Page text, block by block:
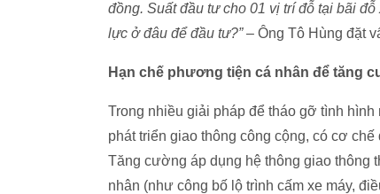
đồng. Suất đầu tư cho 01 vị trí đỗ tại bãi
lực ở đâu để đầu tư?”– Ông Tô Hùng đặt
Hạn chế phương tiện cá nhân để tăng
Trong nhiều giải pháp để tháo gỡ tình
phát triển giao thông công cộng, có cơ
Tăng cường áp dụng hệ thông giao thông
nhân (như công bố lộ trình cấm xe máy,